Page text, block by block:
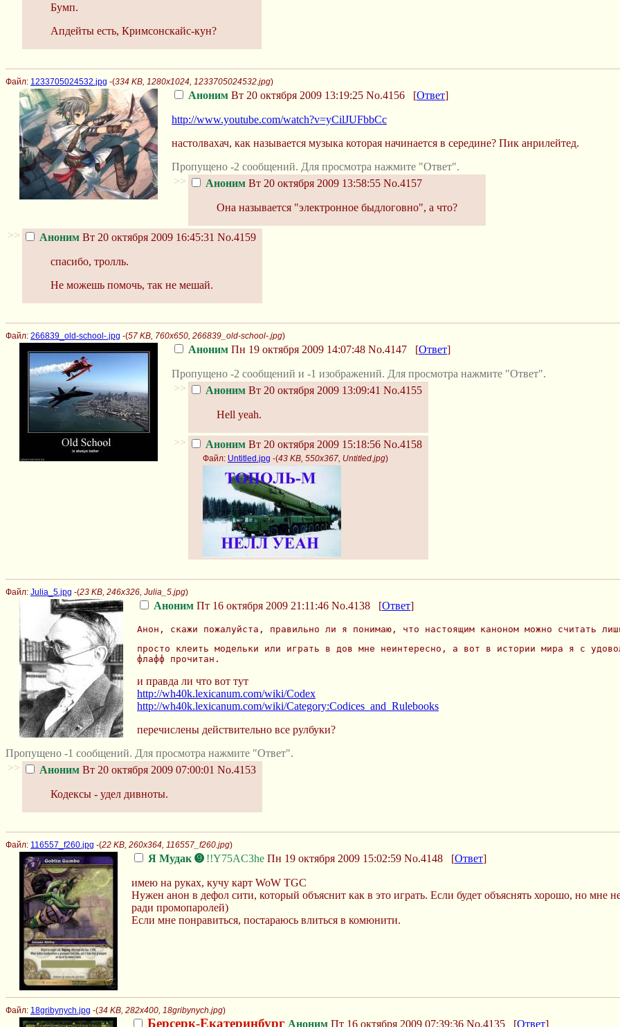
Бумп.
Апдейты есть, Кримсонскайс-кун?
Файл: 1233705024532.jpg -(334 KB, 1280x1024, 1233705024532.jpg)
Аноним Вт 20 октября 2009 13:19:25 No.4156 [Ответ]
http://www.youtube.com/watch?v=yCilJUFbbCc
настолвахач, как называется музыка которая начинается в середине? Пик анрилейтед.
Пропущено -2 сообщений. Для просмотра нажмите "Ответ".
>>
Аноним Вт 20 октября 2009 13:58:55 No.4157
Она называется "электронное быдлоговно", а что?
>> Аноним Вт 20 октября 2009 16:45:31 No.4159
спасибо, тролль.
Не можешь помочь, так не мешай.
Файл: 266839_old-school-.jpg -(57 KB, 760x650, 266839_old-school-.jpg)
Аноним Пн 19 октября 2009 14:07:48 No.4147 [Ответ]
Пропущено -2 сообщений и -1 изображений. Для просмотра нажмите "Ответ".
>>
Аноним Вт 20 октября 2009 13:09:41 No.4155
Hell yeah.
>> Аноним Вт 20 октября 2009 15:18:56 No.4158
Файл: Untitled.jpg -(43 KB, 550x367, Untitled.jpg)
Файл: Julia_5.jpg -(23 KB, 246x326, Julia_5.jpg)
Аноним Пт 16 октября 2009 21:11:46 No.4138 [Ответ]
Анон, скажи пожалуйста, правильно ли я понимаю, что настоящим каноном можно считать
просто клеить модельки или играть в дов мне неинтересно, а вот в истории мира я с
флафф прочитан.
и правда ли что вот тут
http://wh40k.lexicanum.com/wiki/Codex
http://wh40k.lexicanum.com/wiki/Category:Codices_and_Rulebooks
перечислены действительно все рулбуки?
Пропущено -1 сообщений. Для просмотра нажмите "Ответ".
>>
Аноним Вт 20 октября 2009 07:00:01 No.4153
Кодексы - удел дивноты.
Файл: 116557_f260.jpg -(22 KB, 260x364, 116557_f260.jpg)
Я Мудак ➒ !!Y75AC3he Пн 19 октября 2009 15:02:59 No.4148 [Ответ]
имею на руках, кучу карт WoW TGC
Нужен анон в дефол сити, который объяснит как в это играть. Если будет объяснять хорошо, но мне
ради промопаролей)
Если мне понравиться, постараюсь влиться в комюнити.
Файл: 18gribynych.jpg -(34 KB, 282x400, 18gribynych.jpg)
Берсерк-Екатеринбург Аноним Пт 16 октября 2009 07:39:36 No.4135 [Ответ]